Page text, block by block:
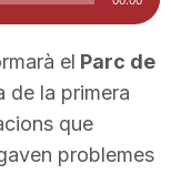
el Parc de
de la primera
que
problemes